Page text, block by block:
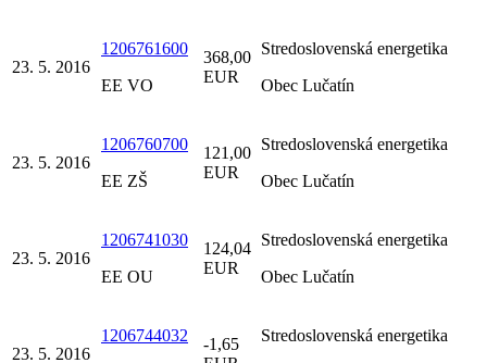
23. 5. 2016
1206761600
EE VO
368,00
EUR
Stredoslovenská energetika
Obec Lučatín
23. 5. 2016
1206760700
EE ZŠ
121,00
EUR
Stredoslovenská energetika
Obec Lučatín
23. 5. 2016
1206741030
EE OU
124,04
EUR
Stredoslovenská energetika
Obec Lučatín
23. 5. 2016
1206744032
-1,65
Stredoslovenská energetika